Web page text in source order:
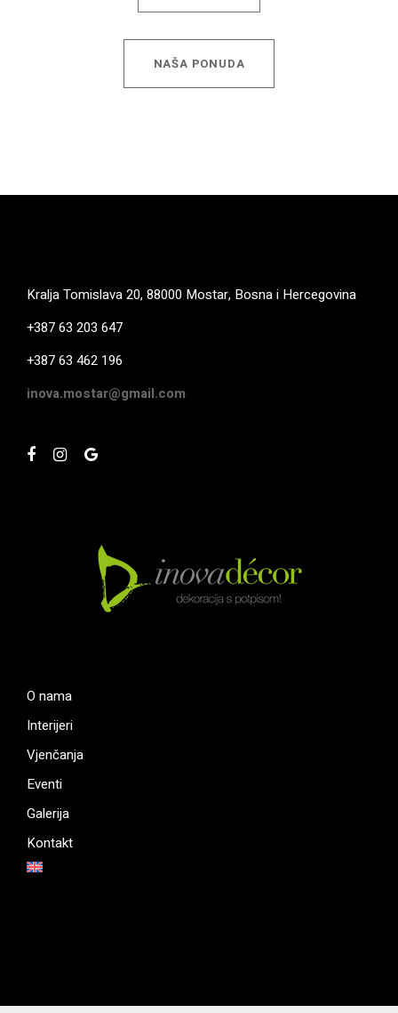
NAŠA PONUDA
Kralja Tomislava 20, 88000 Mostar, Bosna i Hercegovina
+387 63 203 647
+387 63 462 196
inova.mostar@gmail.com
O nama
Interijeri
Vjenčanja
Eventi
Galerija
Kontakt